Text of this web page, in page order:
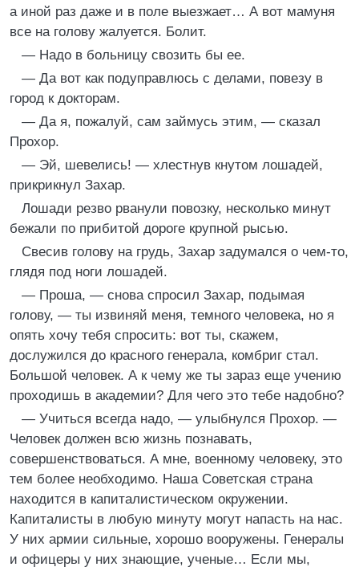
а иной раз даже и в поле выезжает… А вот мамуня
все на голову жалуется. Болит.
— Надо в больницу свозить бы ее.
— Да вот как подуправлюсь с делами, повезу в
город к докторам.
— Да я, пожалуй, сам займусь этим, — сказал
Прохор.
— Эй, шевелись! — хлестнув кнутом лошадей,
прикрикнул Захар.
Лошади резво рванули повозку, несколько минут
бежали по прибитой дороге крупной рысью.
Свесив голову на грудь, Захар задумался о чем-то,
глядя под ноги лошадей.
— Проша, — снова спросил Захар, подымая
голову, — ты извиняй меня, темного человека, но я
опять хочу тебя спросить: вот ты, скажем,
дослужился до красного генерала, комбриг стал.
Большой человек. А к чему же ты зараз еще учению
проходишь в академии? Для чего это тебе надобно?
— Учиться всегда надо, — улыбнулся Прохор. —
Человек должен всю жизнь познавать,
совершенствоваться. А мне, военному человеку, это
тем более необходимо. Наша Советская страна
находится в капиталистическом окружении.
Капиталисты в любую минуту могут напасть на нас.
У них армии сильные, хорошо вооружены. Генералы
и офицеры у них знающие, ученые… Если мы,